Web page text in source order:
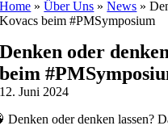
Home »Über Uns »News »
Kovacs beim #PMSymposium
Denken oder
beim
12. Juni 2024
Denken oder denken lassen?